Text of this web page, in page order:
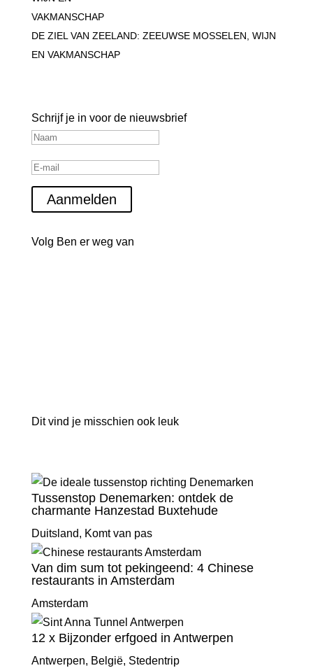
DE ZIEL VAN ZEELAND: ZEEUWSE MOSSELEN, WIJN
EN VAKMANSCHAP
Schrijf je in voor de nieuwsbrief
Aanmelden
Volg Ben er weg van
Dit vind je misschien ook leuk
Tussenstop Denemarken: ontdek de
charmante Hanzestad Buxtehude
Duitsland, Komt van pas
Van dim sum tot pekingeend: 4 Chinese
restaurants in Amsterdam
Amsterdam
12 x Bijzonder erfgoed in Antwerpen
Antwerpen, België, Stedentrip